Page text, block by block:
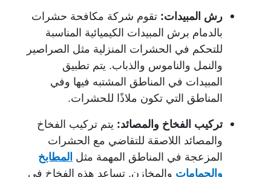
رش المبيدات: تقوم شركة مكافحة حشرات
بالدمام برش المبيدات الكيميائية المناسبة
للتحكم في الحشرات المنزلية مثل الصراصير
والنمل والناموس والذباب. يتم تطبيق
المبيدات في المناطق المشتبه فيها وفي
المناطق التي تكون ملاذًا للحشرات.
تركيب الفخاخ والمصائد: يتم تركيب الفخاخ
والمصائد اللاصقة للتقاضي مع الحشرات
المزعجة في المناطق المهمة مثل المطابخ
والحمامات والمخازن. تساعد هذه الفخاخ في